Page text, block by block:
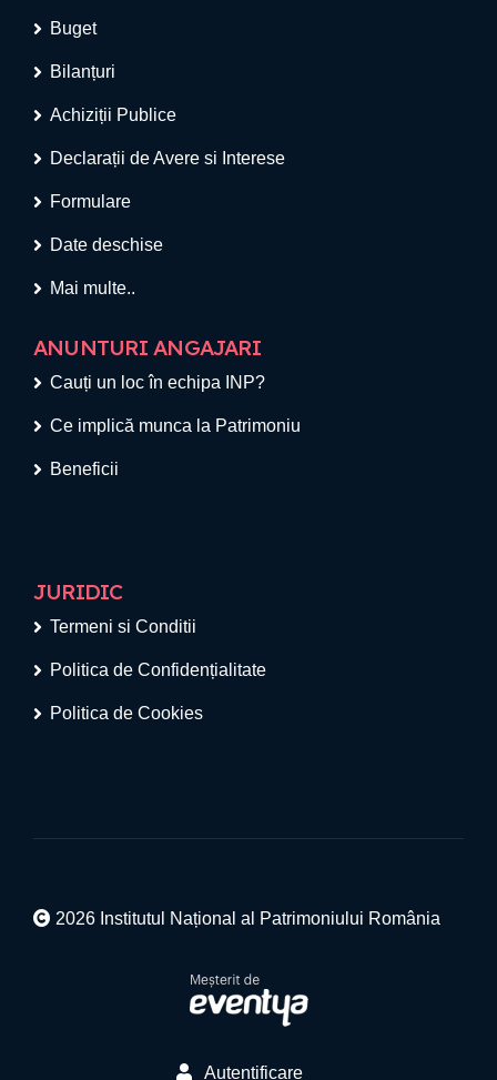
Buget
Bilanțuri
Achiziții Publice
Declarații de Avere si Interese
Formulare
Date deschise
Mai multe..
ANUNTURI ANGAJARI
Cauți un loc în echipa INP?
Ce implică munca la Patrimoniu
Beneficii
JURIDIC
Termeni si Conditii
Politica de Confidențialitate
Politica de Cookies
2026 Institutul Național al Patrimoniului România
Autentificare